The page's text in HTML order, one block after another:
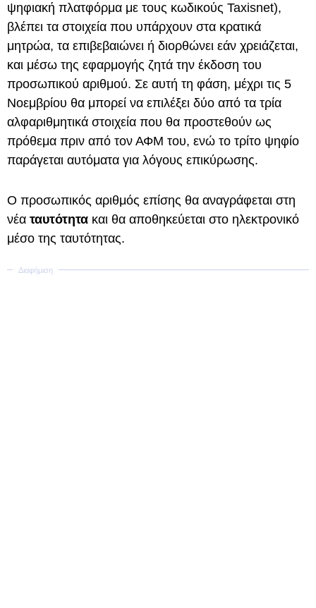
ψηφιακή πλατφόρμα με τους κωδικούς Taxisnet),
βλέπει τα στοιχεία που υπάρχουν στα κρατικά
μητρώα, τα επιβεβαιώνει ή διορθώνει εάν χρειάζεται,
και μέσω της εφαρμογής ζητά την έκδοση του
προσωπικού αριθμού. Σε αυτή τη φάση, μέχρι τις 5
Νοεμβρίου θα μπορεί να επιλέξει δύο από τα τρία
αλφαριθμητικά στοιχεία που θα προστεθούν ως
πρόθεμα πριν από τον ΑΦΜ του, ενώ το τρίτο ψηφίο
παράγεται αυτόματα για λόγους επικύρωσης.
Ο προσωπικός αριθμός επίσης θα αναγράφεται στη
νέα ταυτότητα και θα αποθηκεύεται στο ηλεκτρονικό
μέσο της ταυτότητας.